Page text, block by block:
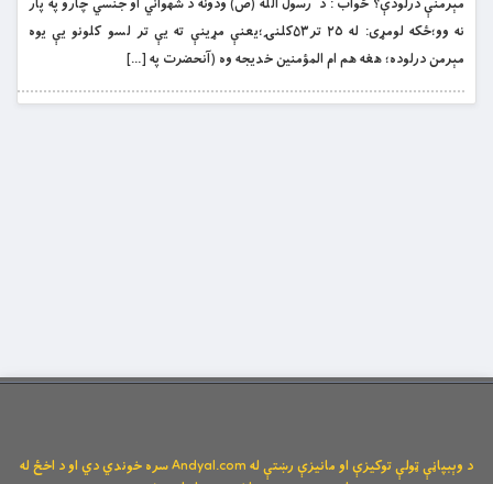
نه وو؛ځکه لومړى: له ٢٥ تر۵۳کلنۍ؛يعنې مړينې ته يې تر لسو کلونو يې يوه
مېرمن درلوده؛ هغه هم ام المؤمنين خديجه وه (آنحضرت په […]
د وېبپاڼې ټولې توکیزې او مانیزې رښتې له Andyal.com سره خوندي دي او د اخځ له